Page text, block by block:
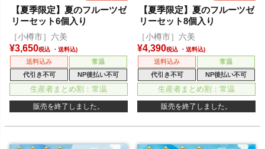
【夏季限定】夏のフルーツゼ
リーセット6個入り
［小樽市］六美
¥3,650税込
送料込み
常温
代引き不可
NP後払い不可
生産者まとめ割：常温
販売を終了しました。
【夏季限定】夏のフルーツゼ
リーセット8個入り
［小樽市］六美
¥4,390税込
送料込み
常温
代引き不可
NP後払い不可
生産者まとめ割：常温
販売を終了しました。